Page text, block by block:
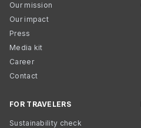
Our mission
Our impact
Press
Media kit
Career
Contact
FOR TRAVELERS
Sustainability check